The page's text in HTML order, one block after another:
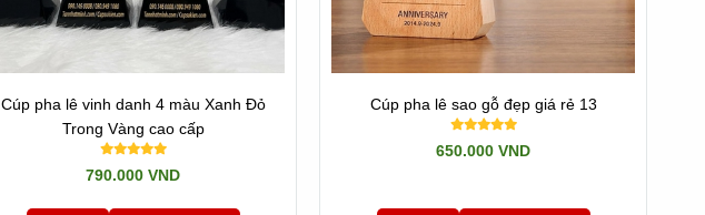
Cúp pha lê vinh danh 4 màu Xanh Đỏ
Trong Vàng cao cấp
790.000 VND
Cúp pha lê sao gỗ đẹp giá rẻ 13
650.000 VND